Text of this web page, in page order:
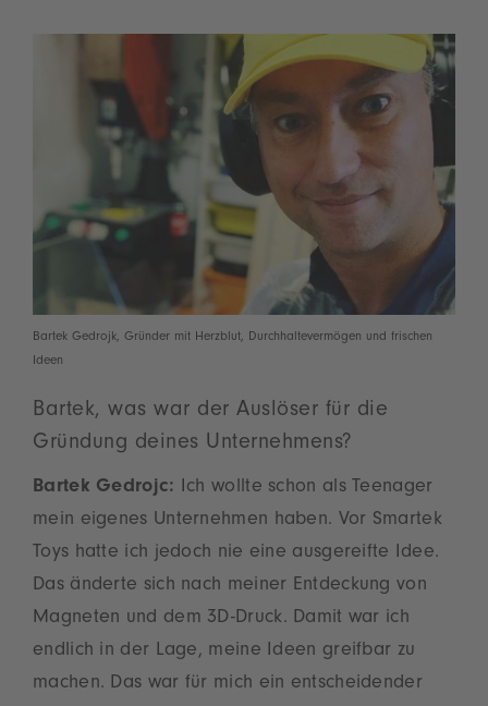
Bartek Gedrojk, Gründer mit Herzblut, Durchhaltevermögen und frischen
Ideen
Bartek, was war der Auslöser für die
Gründung deines Unternehmens?
Bartek Gedrojc: Ich wollte schon als Teenager
mein eigenes Unternehmen haben. Vor Smartek
Toys hatte ich jedoch nie eine ausgereifte Idee.
Das änderte sich nach meiner Entdeckung von
Magneten und dem 3D-Druck. Damit war ich
endlich in der Lage, meine Ideen greifbar zu
machen. Das war für mich ein entscheidender